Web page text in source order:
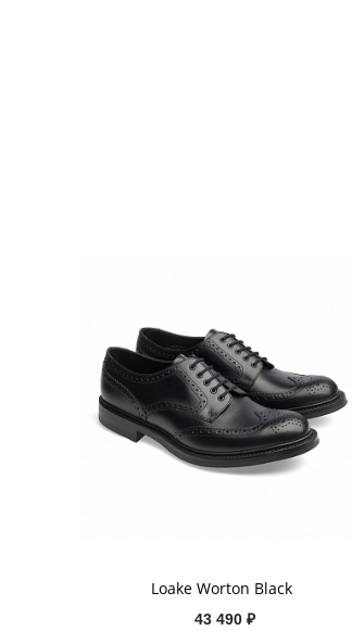
Loake Worton Black
43 490 ₽